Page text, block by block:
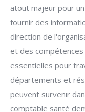
atout majeur pour
fournir des
direction de
et des
essentielles pour
départements et
peuvent survenir
comptable santé